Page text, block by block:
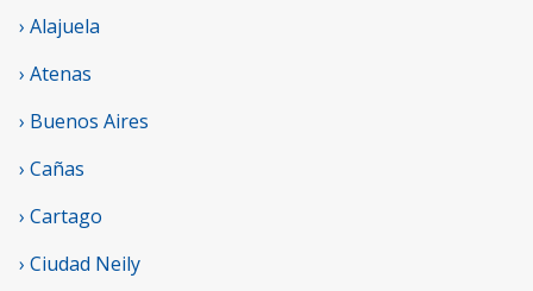
› Alajuela
› Atenas
› Buenos Aires
› Cañas
› Cartago
› Ciudad Neily